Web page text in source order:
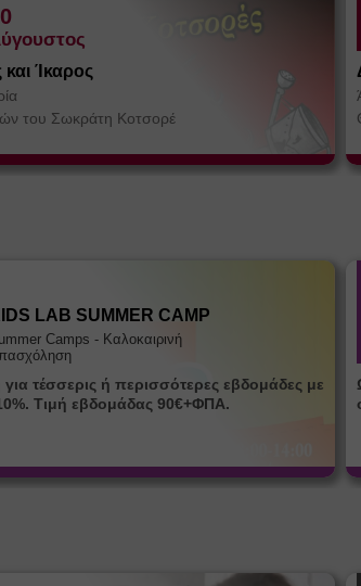
Ίκαρος
του Σωκράτη Κοτσορέ
LAB SUMMER CAMP
Camps - Καλοκαιρινή
για τέσσερις ή περισσότερες εβδομάδες με
Τιμή εβδομάδας 90€+ΦΠΑ.